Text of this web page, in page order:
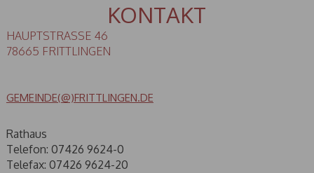
KONTAKT
HAUPTSTRASSE 46
78665 FRITTLINGEN
GEMEINDE(@)FRITTLINGEN.DE
Rathaus
Telefon: 07426 9624-0
Telefax: 07426 9624-20